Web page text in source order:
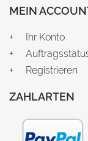
MEIN
Ihr Konto
Registrieren
ZAHLARTEN